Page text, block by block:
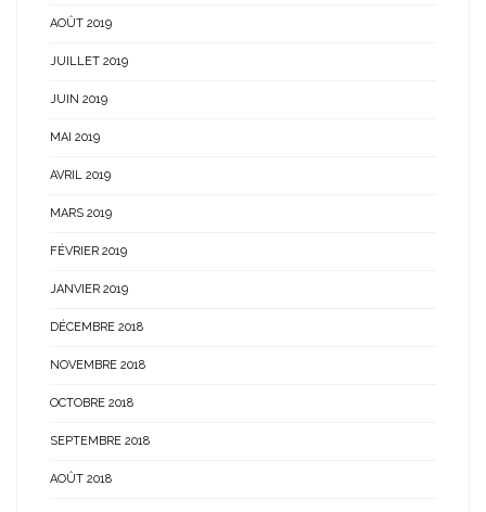
AOÛT 2019
JUILLET 2019
JUIN 2019
MAI 2019
AVRIL 2019
MARS 2019
FÉVRIER 2019
JANVIER 2019
DÉCEMBRE 2018
NOVEMBRE 2018
OCTOBRE 2018
SEPTEMBRE 2018
AOÛT 2018